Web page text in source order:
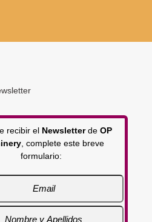
recibir el Newsletterde OP
, complete este breve
formulario: